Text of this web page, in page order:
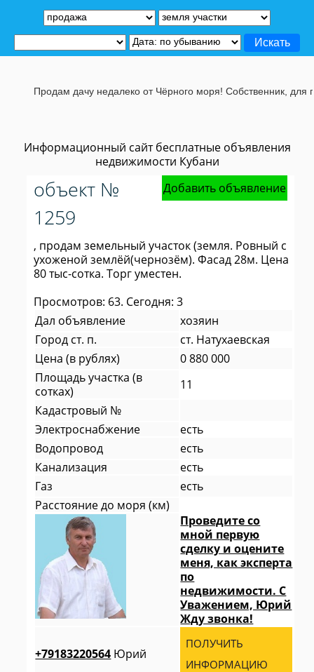
Информационный сайт бесплатные объявления
недвижимости Кубани
Добавить объявление
объект №
1259
, продам земельный участок (земля. Ровный с
ухоженой землёй(чернозём). Фасад 28м. Цена
80 тыс-сотка. Торг уместен.
Просмотров: 63. Сегодня: 3
Дал объявление
хозяин
Город ст. п.
ст. Натухаевская
Цена (в рублях)
0 880 000
Площадь участка (в
сотках)
11
Кадастровый №
Электроснабжение
есть
Водопровод
есть
Канализация
есть
Газ
есть
Расстояние до моря (км)
Проведите со
мной первую
сделку и оцените
меня, как эксперта
по
недвижимости. С
Уважением, Юрий
Жду звонка!
+79183220564 Юрий
ПОЛУЧИТЬ
ИНФОРМАЦИЮ
Продам дачу недалеко от Чёрного моря! Собственник, для